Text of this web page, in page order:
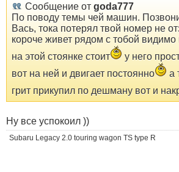
Сообщение от goda777
По поводу темы чей машин.
Вась, тока потерял твой номер не
короче живет рядом с тобой
на этой стоянке стоит
у него
вот на ней и двигает постоянно
а
грит прикупил по дешману вот и
Ну все успокоил ))
Subaru Legacy 2.0 touring wagon TS type R